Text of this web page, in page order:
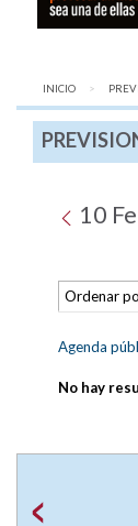
INICIO AQUÍ:
10
Ordenar
Agenda
No hay